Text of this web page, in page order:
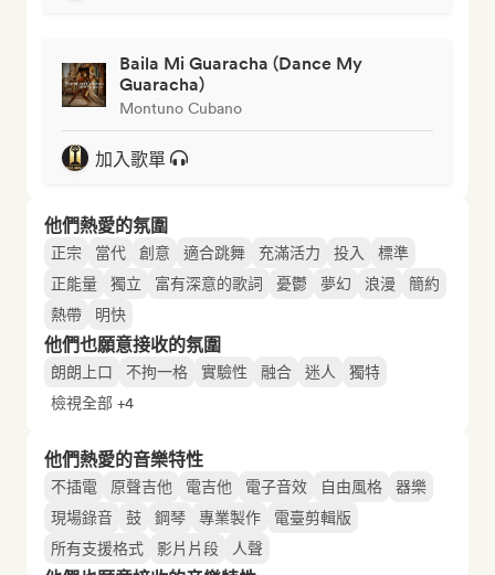
Baila Mi Guaracha (Dance My
Guaracha)
Montuno Cubano
加入歌單
他們熱愛的氛圍
正宗 當代 創意 適合跳舞 充滿活力 投入
標準
正能量
獨立 富有深意的歌詞 憂鬱 夢幻 浪漫
簡約
熱帶
明快
他們也願意接收的氛圍
朗朗上口 不拘一格 實驗性 融合 迷人
獨特
檢視全部 +4
他們熱愛的音樂特性
不插電 原聲吉他 電吉他 電子音效 自由風格
器樂
現場錄音
鼓 鋼琴 專業製作
電臺剪輯版
所有支援格式
影片片段 人聲